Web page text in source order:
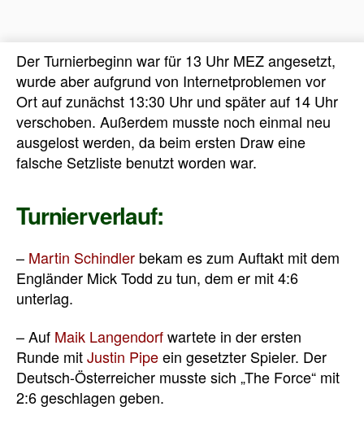
Der Turnierbeginn war für 13 Uhr MEZ angesetzt,
wurde aber aufgrund von Internetproblemen vor
Ort auf zunächst 13:30 Uhr und später auf 14 Uhr
verschoben. Außerdem musste noch einmal neu
ausgelost werden, da beim ersten Draw eine
falsche Setzliste benutzt worden war.
Turnierverlauf:
– Martin Schindler bekam es zum Auftakt mit dem
Engländer Mick Todd zu tun, dem er mit 4:6
unterlag.
– Auf Maik Langendorfwartete in der ersten
Runde mitJustin Pipeein gesetzter Spieler. Der
Deutsch-Österreicher musste sich „The Force“ mit
2:6 geschlagen geben.